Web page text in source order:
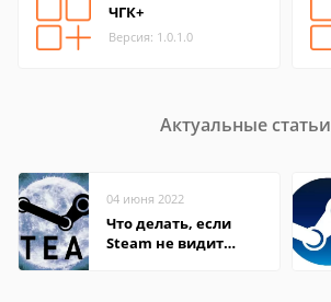
ЧГК+
Версия: 1.0.1.0
Актуальные статьи
04 июня 2022
Что делать, если
Steam не видит